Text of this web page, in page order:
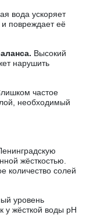
вода ускоряет
и повреждает её
Высокий
нарушить
частое
необходимый
жёсткостью.
количество солей
уровень
у жёсткой воды pH